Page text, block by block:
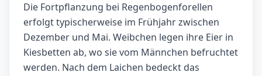
Die Fortpflanzung bei Regenbogenforellen
erfolgt typischerweise im Frühjahr zwischen
Dezember und Mai. Weibchen legen ihre Eier in
Kiesbetten ab, wo sie vom Männchen befruchtet
werden. Nach dem Laichen bedeckt das